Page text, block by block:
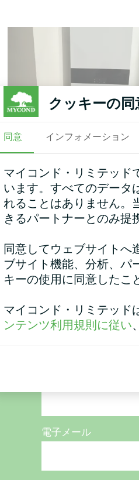
BeeHeat MHS-
戸建てヴィラ
MyCond スプリットヒートポ
術により効率的な気候制御を
名称
電子メール
クッキーの同
同意 インフォメーション
マイコンド・リミテッド
います。すべてのデータ
れることはありません。
きるパートナーとのみ提
同意してウェブサイトへ
ブサイト機能、分析、パ
キーの使用に同意したこ
マイコンド・リミテッド
ンテンツ利用規則に従い